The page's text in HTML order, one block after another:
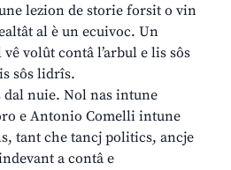
lezion de storie forsit o vin
al è un ecuivoc. Un
volût contâ l’arbul e lis sôs
sôs lidrîs.
nuie. Nol nas intune
e Antonio Comelli intune
tant che tancj politics, ancje
a contâ e